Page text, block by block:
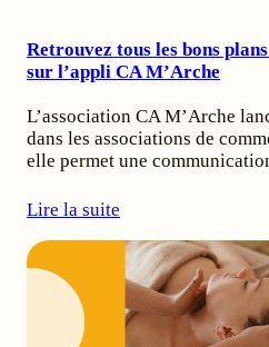
Retrouvez tous les bons
sur l’appli CA M’Arche
L’association CA M’Arche
dans les associations de
elle permet une
Lire la suite